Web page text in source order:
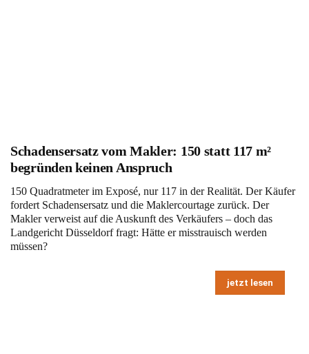
Schadensersatz vom Makler: 150 statt 117 m²
begründen keinen Anspruch
150 Quadratmeter im Exposé, nur 117 in der Realität. Der Käufer
fordert Schadensersatz und die Maklercourtage zurück. Der
Makler verweist auf die Auskunft des Verkäufers – doch das
Landgericht Düsseldorf fragt: Hätte er misstrauisch werden
müssen?
jetzt lesen